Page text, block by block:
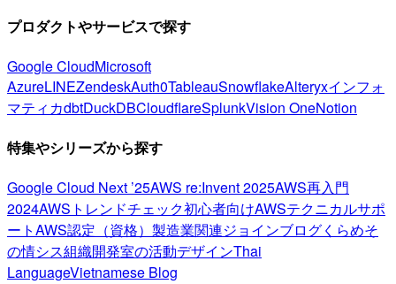
プロダクトやサービスで探す
Google CloudMicrosoft
AzureLINEZendeskAuth0TableauSnowflakeAlteryxインフォ
マティカdbtDuckDBCloudflareSplunkVision OneNotion
特集やシリーズから探す
Google Cloud Next ’25AWS re:Invent 2025AWS再入門
2024AWSトレンドチェック初心者向けAWSテクニカルサポ
ートAWS認定（資格） 製造業関連ジョインブログくらめそ
の情シス組織開発室の活動デザインThai
LanguageVietnamese Blog